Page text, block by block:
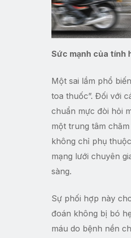
Sức mạnh của tính
Một sai lầm phổ
toa thuốc”. Đối với
chuẩn mực đòi hỏi
một trung tâm
không chỉ phụ
mạng lưới chuyên
sàng.
Sự phối hợp này
đoán không bị bó
máu do bệnh nền